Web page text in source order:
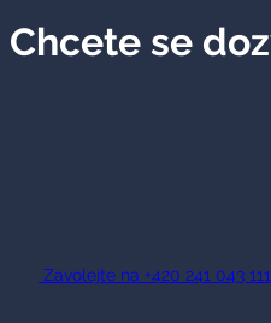
Chcete se
Zavolejte na +420 241 043 111